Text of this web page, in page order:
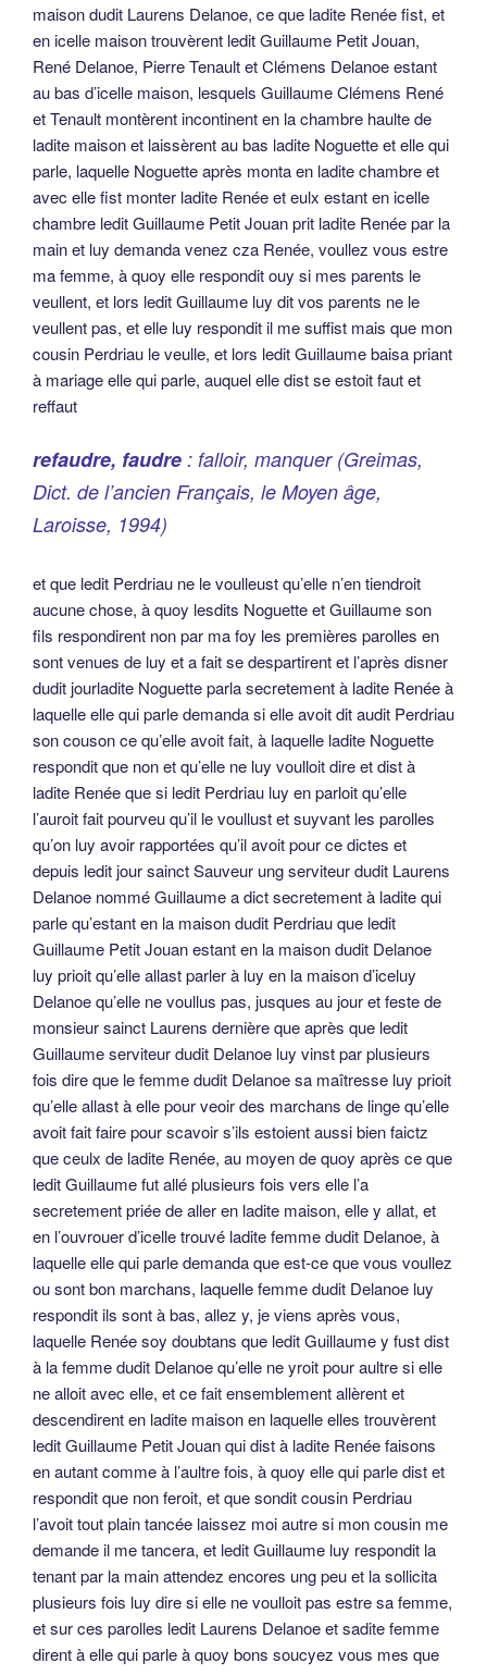
maison dudit Laurens Delanoe, ce que ladite Renée fist, et
en icelle maison trouvèrent ledit Guillaume Petit Jouan,
René Delanoe, Pierre Tenault et Clémens Delanoe estant
au bas d’icelle maison, lesquels Guillaume Clémens René
et Tenault montèrent incontinent en la chambre haulte de
ladite maison et laissèrent au bas ladite Noguette et elle qui
parle, laquelle Noguette après monta en ladite chambre et
avec elle fist monter ladite Renée et eulx estant en icelle
chambre ledit Guillaume Petit Jouan prit ladite Renée par la
main et luy demanda venez cza Renée, voullez vous estre
ma femme, à quoy elle respondit ouy si mes parents le
veullent, et lors ledit Guillaume luy dit vos parents ne le
veullent pas, et elle luy respondit il me suffist mais que mon
cousin Perdriau le veulle, et lors ledit Guillaume baisa priant
à mariage elle qui parle, auquel elle dist se estoit faut et
reffaut
refaudre, faudre : falloir, manquer (Greimas,
Dict. de l’ancien Français, le Moyen âge,
Laroisse, 1994)
et que ledit Perdriau ne le voulleust qu’elle n’en tiendroit
aucune chose, à quoy lesdits Noguette et Guillaume son
fils respondirent non par ma foy les premières parolles en
sont venues de luy et a fait se despartirent et l’après disner
dudit jourladite Noguette parla secretement à ladite Renée à
laquelle elle qui parle demanda si elle avoit dit audit Perdriau
son couson ce qu’elle avoit fait, à laquelle ladite Noguette
respondit que non et qu’elle ne luy voulloit dire et dist à
ladite Renée que si ledit Perdriau luy en parloit qu’elle
l’auroit fait pourveu qu’il le voullust et suyvant les parolles
qu’on luy avoir rapportées qu’il avoit pour ce dictes et
depuis ledit jour sainct Sauveur ung serviteur dudit Laurens
Delanoe nommé Guillaume a dict secretement à ladite qui
parle qu’estant en la maison dudit Perdriau que ledit
Guillaume Petit Jouan estant en la maison dudit Delanoe
luy prioit qu’elle allast parler à luy en la maison d’iceluy
Delanoe qu’elle ne voullus pas, jusques au jour et feste de
monsieur sainct Laurens dernière que après que ledit
Guillaume serviteur dudit Delanoe luy vinst par plusieurs
fois dire que le femme dudit Delanoe sa maîtresse luy prioit
qu’elle allast à elle pour veoir des marchans de linge qu’elle
avoit fait faire pour scavoir s’ils estoient aussi bien faictz
que ceulx de ladite Renée, au moyen de quoy après ce que
ledit Guillaume fut allé plusieurs fois vers elle l’a
secretement priée de aller en ladite maison, elle y allat, et
en l’ouvrouer d’icelle trouvé ladite femme dudit Delanoe, à
laquelle elle qui parle demanda que est-ce que vous voullez
ou sont bon marchans, laquelle femme dudit Delanoe luy
respondit ils sont à bas, allez y, je viens après vous,
laquelle Renée soy doubtans que ledit Guillaume y fust dist
à la femme dudit Delanoe qu’elle ne yroit pour aultre si elle
ne alloit avec elle, et ce fait ensemblement allèrent et
descendirent en ladite maison en laquelle elles trouvèrent
ledit Guillaume Petit Jouan qui dist à ladite Renée faisons
en autant comme à l’aultre fois, à quoy elle qui parle dist et
respondit que non feroit, et que sondit cousin Perdriau
l’avoit tout plain tancée laissez moi autre si mon cousin me
demande il me tancera, et ledit Guillaume luy respondit la
tenant par la main attendez encores ung peu et la sollicita
plusieurs fois luy dire si elle ne voulloit pas estre sa femme,
et sur ces parolles ledit Laurens Delanoe et sadite femme
dirent à elle qui parle à quoy bons soucyez vous mes que